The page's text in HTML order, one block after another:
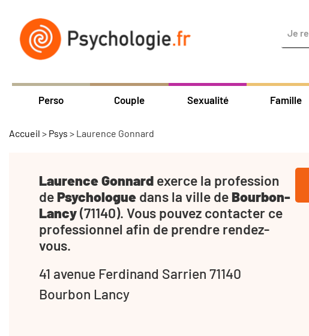
Perso Couple Sexualité Famille
Accueil > Psys > Laurence Gonnard
Laurence Gonnard exerce la profession
dePsychologue dans la ville de Bourbon-
Lancy(71140). Vous pouvez contacter ce
professionnel afin de prendre rendez-
vous.
41 avenue Ferdinand Sarrien 71140
Bourbon Lancy